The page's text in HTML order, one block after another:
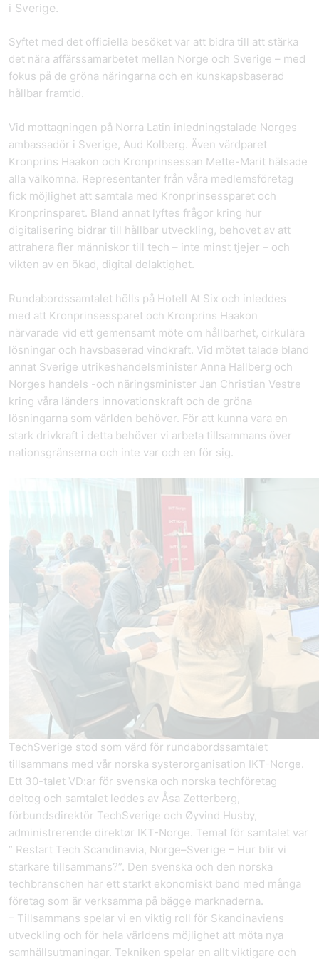
i Sverige.
Syftet med det officiella besöket var att bidra till att stärka
det nära affärssamarbetet mellan Norge och Sverige – med
fokus på de gröna näringarna och en kunskapsbaserad
hållbar framtid.
Vid mottagningen på Norra Latin inledningstalade Norges
ambassadör i Sverige, Aud Kolberg. Även värdparet
Kronprins Haakon och Kronprinsessan Mette-Marit hälsade
alla välkomna. Representanter från våra medlemsföretag
fick möjlighet att samtala med Kronprinsessparet och
Kronprinsparet. Bland annat lyftes frågor kring hur
digitalisering bidrar till hållbar utveckling, behovet av att
attrahera fler människor till tech – inte minst tjejer – och
vikten av en ökad, digital delaktighet.
Rundabordssamtalet hölls på Hotell At Six och inleddes
med att Kronprinsessparet och Kronprins Haakon
närvarade vid ett gemensamt möte om hållbarhet, cirkulära
lösningar och havsbaserad vindkraft. Vid mötet talade bland
annat Sverige utrikeshandelsminister Anna Hallberg och
Norges handels -och näringsminister Jan Christian Vestre
kring våra länders innovationskraft och de gröna
lösningarna som världen behöver. För att kunna vara en
stark drivkraft i detta behöver vi arbeta tillsammans över
nationsgränserna och inte var och en för sig.
TechSverige stod som värd för rundabordssamtalet
tillsammans med vår norska systerorganisation IKT-Norge.
Ett 30-talet VD:ar för svenska och norska techföretag
deltog och samtalet leddes av Åsa Zetterberg,
förbundsdirektör TechSverige och Øyvind Husby,
administrerende direktør IKT-Norge. Temat för samtalet var
” Restart Tech Scandinavia, Norge–Sverige – Hur blir vi
starkare tillsammans?”. Den svenska och den norska
techbranschen har ett starkt ekonomiskt band med många
företag som är verksamma på bägge marknaderna.
– Tillsammans spelar vi en viktig roll för Skandinaviens
utveckling och för hela världens möjlighet att möta nya
samhällsutmaningar. Tekniken spelar en allt viktigare och